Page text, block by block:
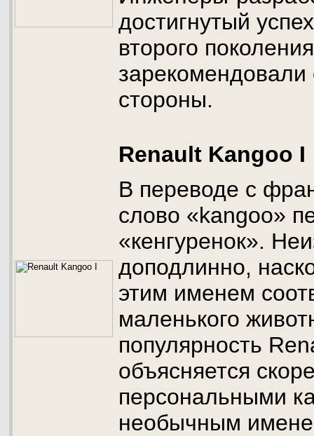
достигнутый
второго
стороны.
Renault Kangoo I
В переводе с
слово «kangoo»
«кенгуренок».
доподлинно,
этим именем
маленького
популярность
объясняется
персональными
необычным